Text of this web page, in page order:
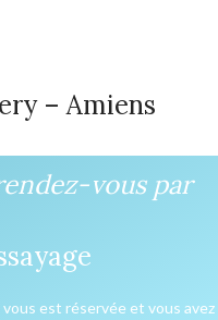
– Amiens
vous par
est réservée et vous avez